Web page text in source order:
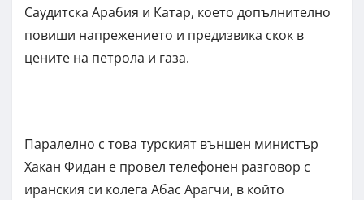
Саудитска Арабия и Катар, което допълнително
повиши напрежението и предизвика скок в
цените на петрола и газа.
Паралелно с това турският външен министър
Хакан Фидан е провел телефонен разговор с
иранския си колега Абас Арагчи, в който